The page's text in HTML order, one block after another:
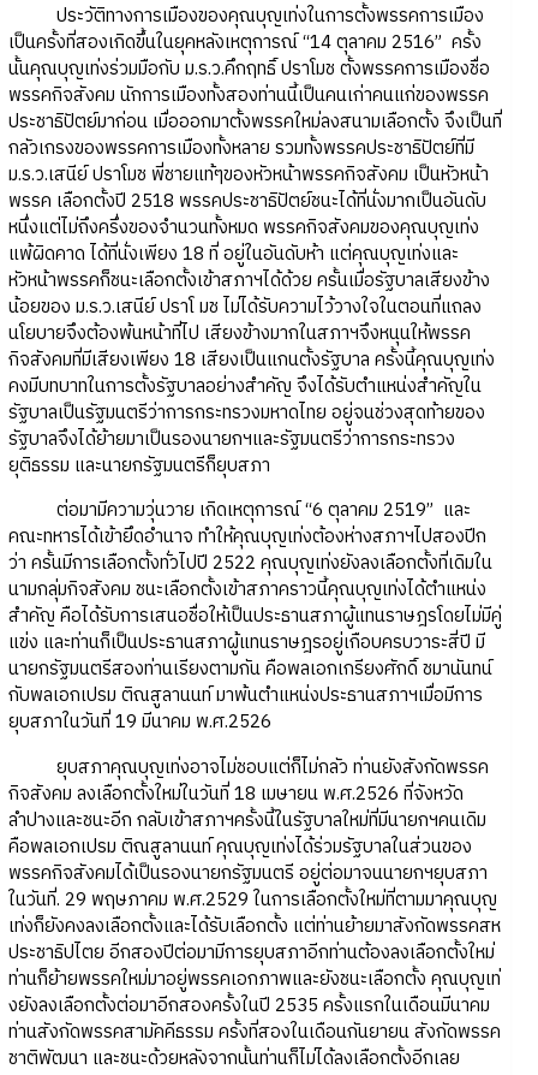
ประวัติทางการเมืองของคุณบุญเท่งในการตั้งพรรคการเมือง
เป็นครั้งที่สองเกิดขึ้นในยุคหลังเหตุการณ์ “14 ตุลาคม 2516” ครั้ง
นั้นคุณบุญเท่งร่วมมือกับ ม.ร.ว.คึกฤทธิ์ ปราโมช ตั้งพรรคการเมืองชื่อ
พรรคกิจสังคม นักการเมืองทั้งสองท่านนี้เป็นคนเก่าคนแก่ของพรรค
ประชาธิปัตย์มาก่อน เมื่อออกมาตั้งพรรคใหม่ลงสนามเลือกตั้ง จึงเป็นที่
กลัวเกรงของพรรคการเมืองทั้งหลาย รวมทั้งพรรคประชาธิปัตย์ที่มี
ม.ร.ว.เสนีย์ ปราโมช พี่ชายแท้ๆของหัวหน้าพรรคกิจสังคม เป็นหัวหน้า
พรรค เลือกตั้งปี 2518 พรรคประชาธิปัตย์ชนะได้ที่นั่งมากเป็นอันดับ
หนึ่งแต่ไม่ถึงครึ่งของจำนวนทั้งหมด พรรคกิจสังคมของคุณบุญเท่ง
แพ้ผิดคาด ได้ที่นั่งเพียง 18 ที่ อยู่ในอันดับห้า แต่คุณบุญเท่งและ
หัวหน้าพรรคก็ชนะเลือกตั้งเข้าสภาฯได้ด้วย ครั้นเมื่อรัฐบาลเสียงข้าง
น้อยของ ม.ร.ว.เสนีย์ ปราโ มช ไม่ได้รับความไว้วางใจในตอนที่แถลง
นโยบายจึงต้องพ้นหน้าที่ไป เสียงข้างมากในสภาฯจึงหนุนให้พรรค
กิจสังคมที่มีเสียงเพียง 18 เสียงเป็นแกนตั้งรัฐบาล ครั้งนี้คุณบุญเท่ง
คงมีบทบาทในการตั้งรัฐบาลอย่างสำคัญ จึงได้รับตำแหน่งสำคัญใน
รัฐบาลเป็นรัฐมนตรีว่าการกระทรวงมหาดไทย อยู่จนช่วงสุดท้ายของ
รัฐบาลจึงได้ย้ายมาเป็นรองนายกฯและรัฐมนตรีว่าการกระทรวง
ยุติธรรม และนายกรัฐมนตรีก็ยุบสภา
ต่อมามีความวุ่นวาย เกิดเหตุการณ์ “6 ตุลาคม 2519” และ
คณะทหารได้เข้ายึดอำนาจ ทำให้คุณบุญเท่งต้องห่างสภาฯไปสองปีก
ว่า ครั้นมีการเลือกตั้งทั่วไปปี 2522 คุณบุญเท่งยังลงเลือกตั้งที่เดิมใน
นามกลุ่มกิจสังคม ชนะเลือกตั้งเข้าสภาคราวนี้คุณบุญเท่งได้ตำแหน่ง
สำคัญ คือได้รับการเสนอชื่อให้เป็นประธานสภาผู้แทนราษฎรโดยไม่มีคู่
แข่ง และท่านก็เป็นประธานสภาผู้แทนราษฎรอยู่เกือบครบวาระสี่ปี มี
นายกรัฐมนตรีสองท่านเรียงตามกัน คือพลเอกเกรียงศักดิ์ ชมานันทน์
กับพลเอกเปรม ติณสูลานนท์ มาพ้นตำแหน่งประธานสภาฯเมื่อมีการ
ยุบสภาในวันที่ 19 มีนาคม พ.ศ.2526
ยุบสภาคุณบุญเท่งอาจไม่ชอบแต่ก็ไม่กลัว ท่านยังสังกัดพรรค
กิจสังคม ลงเลือกตั้งใหม่ในวันที่ 18 เมษายน พ.ศ.2526 ที่จังหวัด
ลำปางและชนะอีก กลับเข้าสภาฯครั้งนี้ในรัฐบาลใหม่ที่มีนายกฯคนเดิม
คือพลเอกเปรม ติณสูลานนท์ คุณบุญเท่งได้ร่วมรัฐบาลในส่วนของ
พรรคกิจสังคมได้เป็นรองนายกรัฐมนตรี อยู่ต่อมาจนนายกฯยุบสภา
ในวันที่. 29 พฤษภาคม พ.ศ.2529 ในการเลือกตั้งใหม่ที่ตามมาคุณบุญ
เท่งก็ยังคงลงเลือกตั้งและได้รับเลือกตั้ง แต่ท่านย้ายมาสังกัดพรรคสห
ประชาธิปไตย อีกสองปีต่อมามีการยุบสภาอีกท่านต้องลงเลือกตั้งใหม่
ท่านก็ย้ายพรรคใหม่มาอยู่พรรคเอกภาพและยังชนะเลือกตั้ง คุณบุญเท่
งยังลงเลือกตั้งต่อมาอีกสองครั้งในปี 2535 ครั้งแรกในเดือนมีนาคม
ท่านสังกัดพรรคสามัคคีธรรม ครั้งที่สองในเดือนกันยายน สังกัดพรรค
ชาติพัฒนา และชนะด้วยหลังจากนั้นท่านก็ไม่ได้ลงเลือกตั้งอีกเลย